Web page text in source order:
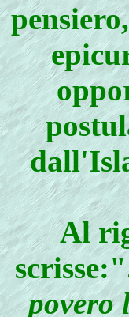
Al
scrisse:"
povero